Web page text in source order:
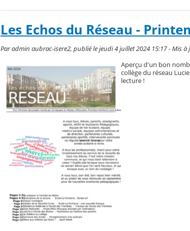
Les Echos du Réseau -
Par admin aubrac-isere2, publié le jeudi 4 juillet 2024 15:17 - Mis
Aperçu d'un bon
collège du réseau
lecture !